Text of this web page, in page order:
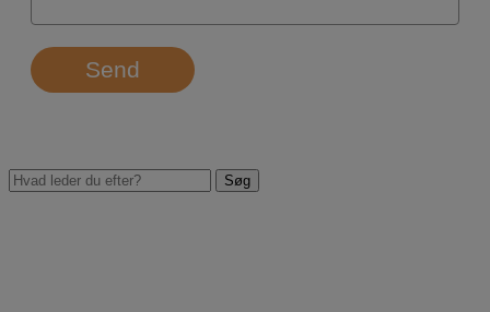
Send